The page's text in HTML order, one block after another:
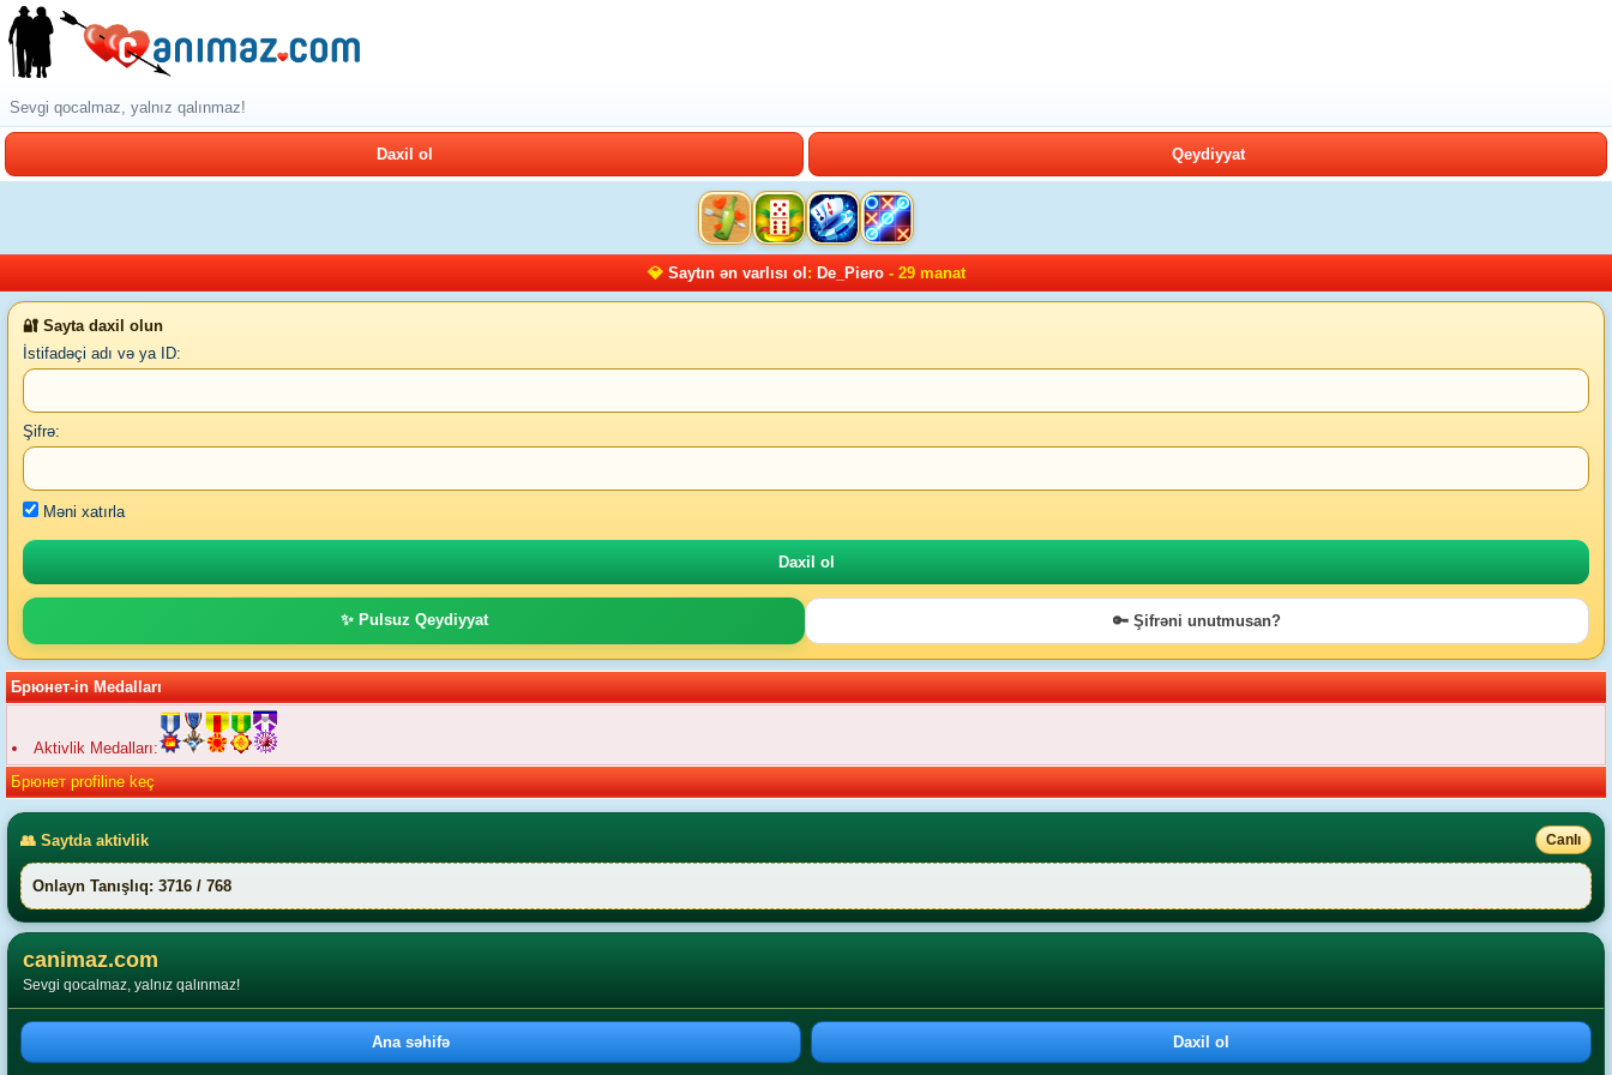
Sevgi qocalmaz, yalnız qalınmaz!
Daxil ol Qeydiyyat
💎 Saytın ən varlısı ol : De_Piero- 29 manat
🔐 Sayta daxil olun
İstifadəçi adı və ya ID:
Şifrə:
Məni xatırla
✨ Pulsuz Qeydiyyat 🔑 Şifrəni unutmusan?
Брюнет-in Medalları
Aktivlik Medalları:
Брюнет profiline keç
👥 Saytda aktivlik Canlı
Onlayn Tanışlıq: 3716 / 768
canimaz.com
Sevgi qocalmaz, yalnız qalınmaz!
Ana səhifə Daxil ol